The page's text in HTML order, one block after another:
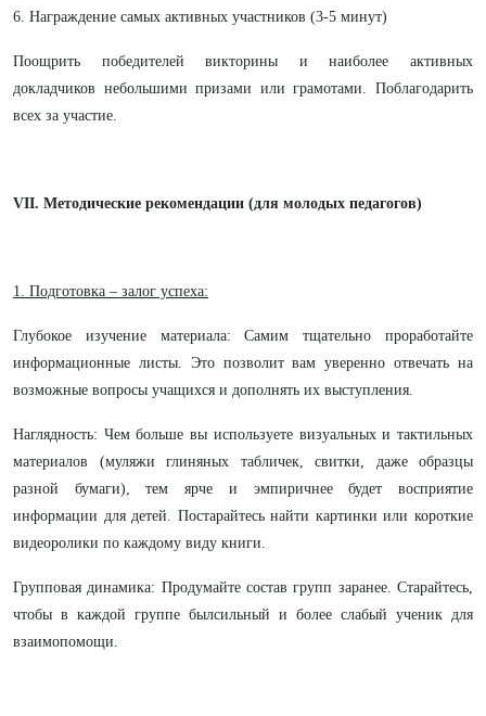
6. Награждение самых активных участников (3-5 минут)
Поощрить победителей викторины и наиболее активных
докладчиков небольшими призами или грамотами. Поблагодарить
всех за участие.
VII. Методические рекомендации (для молодых педагогов)
1. Подготовка – залог успеха:
Глубокое изучение материала: Самим тщательно проработайте
информационные листы. Это позволит вам уверенно отвечать на
возможные вопросы учащихся и дополнять их выступления.
Наглядность: Чем больше вы используете визуальных и тактильных
материалов (муляжи глиняных табличек, свитки, даже образцы
разной бумаги), тем ярче и эмпиричнее будет восприятие
информации для детей. Постарайтесь найти картинки или короткие
видеоролики по каждому виду книги.
Групповая динамика: Продумайте состав групп заранее. Старайтесь,
чтобы в каждой группе былсильный и более слабый ученик для
взаимопомощи.